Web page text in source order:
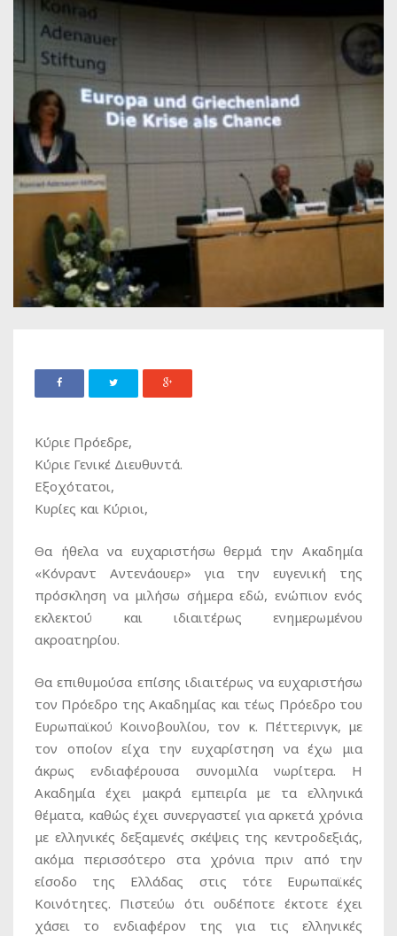
Κύριε Πρόεδρε,
Κύριε Γενικέ Διευθυντά.
Εξοχότατοι,
Κυρίες και Κύριοι,
Θα ήθελα να ευχαριστήσω θερμά την Ακαδημία
«Κόνραντ Αντενάουερ» για την ευγενική της
πρόσκληση να μιλήσω σήμερα εδώ, ενώπιον ενός
εκλεκτού και ιδιαιτέρως ενημερωμένου
ακροατηρίου.
Θα επιθυμούσα επίσης ιδιαιτέρως να ευχαριστήσω
τον Πρόεδρο της Ακαδημίας και τέως Πρόεδρο του
Ευρωπαϊκού Κοινοβουλίου, τον κ. Πέττερινγκ, με
τον οποίον είχα την ευχαρίστηση να έχω μια
άκρως ενδιαφέρουσα συνομιλία νωρίτερα. Η
Ακαδημία έχει μακρά εμπειρία με τα ελληνικά
θέματα, καθώς έχει συνεργαστεί για αρκετά χρόνια
με ελληνικές δεξαμενές σκέψεις της κεντροδεξιάς,
ακόμα περισσότερο στα χρόνια πριν από την
είσοδο της Ελλάδας στις τότε Ευρωπαϊκές
Κοινότητες. Πιστεύω ότι ουδέποτε έκτοτε έχει
χάσει το ενδιαφέρον της για τις ελληνικές